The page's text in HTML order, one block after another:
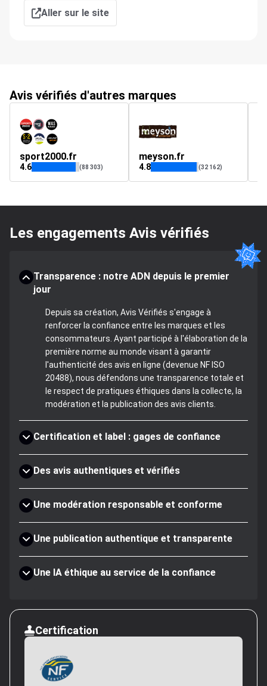
Aller sur le site
Avis vérifiés d'autres marques
sport2000.fr
4.6 (88 303)
meyson.fr
4.8 (32 162)
Les engagements Avis vérifiés
Transparence : notre ADN depuis le premier
jour
Depuis sa création, Avis Vérifiés s'engage à
renforcer la confiance entre les marques et les
consommateurs. Ayant participé à l'élaboration de la
première norme au monde visant à garantir
l'authenticité des avis en ligne (devenue NF ISO
20488), nous défendons une transparence totale et
le respect de pratiques éthiques dans la collecte, la
modération et la publication des avis clients.
Certification et label : gages de confiance
Des avis authentiques et vérifiés
Une modération responsable et conforme
Une publication authentique et transparente
Une IA éthique au service de la confiance
Certification